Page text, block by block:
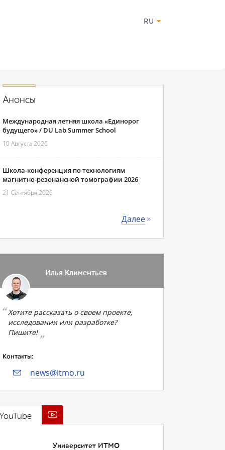
RU
Анонсы
Международная летняя школа «Единорог
будущего» / DU Lab Summer School
10 Августа 2026
Школа-конференция по технологиям
магнитно-резонансной томографии 2026
21 Сентября 2026
Далее
Илья Климентьев
Хотите рассказать о своем проекте,
исследовании или разработке?
Пишите!
Контакты:
news@itmo.ru
Университет ИТМО